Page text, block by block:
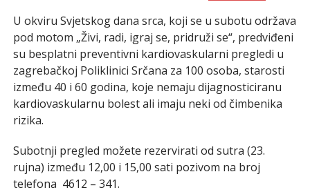
U okviru Svjetskog dana srca, koji se u subotu održava
pod motom „Živi, radi, igraj se, pridruži se“, predviđeni
su besplatni preventivni kardiovaskularni pregledi u
zagrebačkoj Poliklinici Srčana za 100 osoba, starosti
između 40 i 60 godina, koje nemaju dijagnosticiranu
kardiovaskularnu bolest ali imaju neki od čimbenika
rizika.
Subotnji pregled možete rezervirati od sutra (23.
rujna) između 12,00 i 15,00 sati pozivom na broj
telefona 4612 – 341.